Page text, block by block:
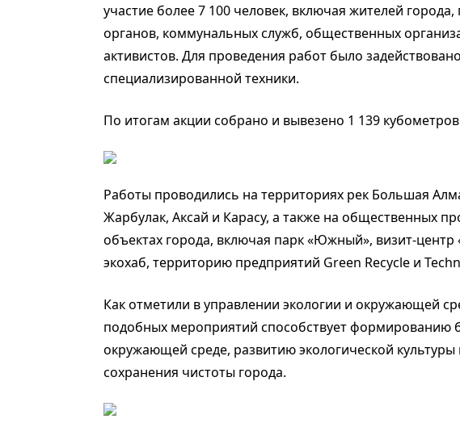
участие более 7 100 человек, включая жителей
органов, коммунальных служб, общественных
активистов. Для проведения работ было
специализированной техники.
По итогам акции собрано и вывезено 1 139
Работы проводились на территориях рек Большая
Жарбулак, Аксай и Карасу, а также на общественных
объектах города, включая парк «Южный», визит-
экохаб, территорию предприятий Green Recycle и
Как отметили в управлении экологии и окружающей
подобных мероприятий способствует формированию
окружающей среде, развитию экологической
сохранения чистоты города.